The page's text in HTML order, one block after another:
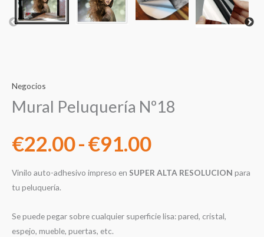
Negocios
Mural Peluquería Nº18
€22.00-€91.00
hasta
Vinilo auto-adhesivo impreso en SUPER ALTA RESOLUCION para
tu peluquería.
Se puede pegar sobre cualquier superficie lisa: pared, cristal,
espejo, mueble, puertas, etc.